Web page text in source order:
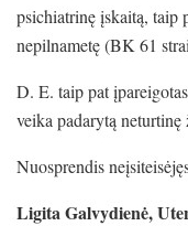
psichiatrinę įskaitą, taip
nepilnametę (BK 61
D. E. taip pat
veika padarytą
Nuosprendis
Ligita Galvydienė,